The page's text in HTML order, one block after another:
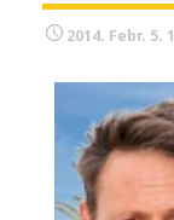
2014. Febr. 5.